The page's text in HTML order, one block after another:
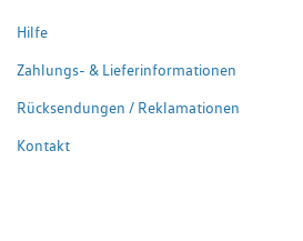
Hilfe
Zahlungs- & Lieferinformationen
Rücksendungen / Reklamationen
Kontakt